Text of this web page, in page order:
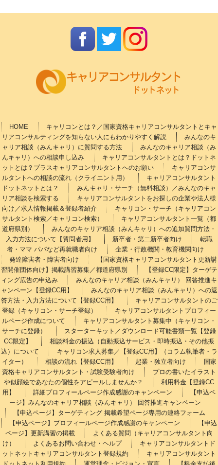
HOME
キャリコンとは？／国家資格キャリアコンサルタントとキャ
リアコンサルティングを知らない人にもわかりやすく解説
みんなのキ
ャリア相談（みんキャリ）に質問する方法
みんなのキャリア相談（み
んキャリ）への相談申し込み
キャリアコンサルタントとは？ドットネ
ットとは？プラスキャリアコンサルタントへのお願い
キャリアコンサ
ルタントへの相談の流れ（クライエント用）
キャリアコンサルタント
ドットネットとは？
みんキャリ・サーチ（無料相談）／みんなのキャ
リア相談を検索する
キャリアコンサルタントをお探しの企業や法人様
向け／求人情報掲載＆登録者紹介
キャリコン・サーチ（キャリアコン
サルタント検索／キャリコン検索）
キャリアコンサルタント一覧（都
道府県別）
みんなのキャリア相談（みんキャリ）への追加質問方法・
入力方法について【質問者用】
新卒者・第二新卒者向け
転職
者・ママ パパなど再就職者向け
企業・行政機関・教育機関向け
発達障害者・障害者向け
【国家資格キャリアコンサルタント更新講
習開催団体向け】掲載講習募集／都道府県別
【登録CC限定】ターゲテ
ィング広告の申込み
みんなのキャリア相談（みんキャリ） 回答推進キ
ャンペーン【登録CC用】
みんなのキャリア相談（みんキャリ）への返
答方法・入力方法について【登録CC用】
キャリアコンサルタントのご
登録（キャリコン・サーチ登録）
キャリアコンサルタントプロフィー
ルページ作成について
キャリアコンサルタント募集中（キャリコン・
サーチに登録）
スターターキット／ダウンロード可能書類一覧【登録
CC限定】
相談料金の振込（自動振込サービス・即時振込・その他振
込）について
キャリコン求人募集／【登録CC用】（コラム執筆者・ラ
イター）
相談の流れ【登録CC用】 起業・独立者向け
国家
資格キャリアコンサルタント・試験受験者向け
プロの書いたイラスト
や似顔絵であなたの個性をアピールしませんか？
利用料金【登録CC
用】
詳細プロフィールページ作成感謝のキャンペーン
【申込ペ
ージ】みんなのキャリア相談（みんキャリ） 回答推進キャンペーン
【申込ページ】ターゲティング 掲載希望ページ専用の連絡フォーム
【申込ページ】プロフィールページ作成感謝のキャンペーン
【申込
ページ】更新講習の掲載
よくある質問（キャリアコンサルタント向
け）
よくあるお問い合わせ・ヘルプ
キャリアコンサルタントド
ットネットキャリアコンサルタント登録規約
キャリアコンサルタント